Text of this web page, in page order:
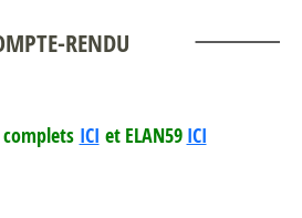
RENDU
ICI et ELAN59 ICI